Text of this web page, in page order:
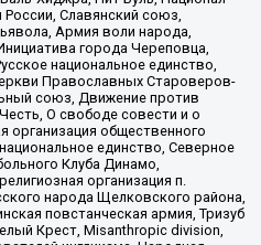
Славянский союз,
Армия воли народа,
города Череповца,
национальное единство,
Православных Староверов-
союз, Движение против
О свободе совести и о
организация общественного
единство, Северное
Клуба Динамо,
организация п.
народа Щелковского района,
повстанческая армия, Тризуб
Крест, Misanthropic division,